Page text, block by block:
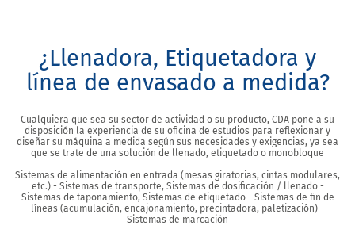
¿Llenadora, Etiquetadora y
línea de envasado a medida?
Cualquiera que sea su sector de actividad o su producto, CDA pone a su
disposición la experiencia de su oficina de estudios para reflexionar y
diseñar su máquina a medida según sus necesidades y exigencias, ya sea
que se trate de una solución de llenado, etiquetado o monobloque
Sistemas de alimentación en entrada (mesas giratorias, cintas modulares,
etc.) - Sistemas de transporte, Sistemas de dosificación / llenado -
Sistemas de taponamiento, Sistemas de etiquetado - Sistemas de fin de
líneas (acumulación, encajonamiento, precintadora, paletización) -
Sistemas de marcación